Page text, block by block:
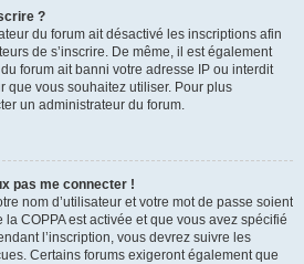
?
du forum ait désactivé les inscriptions afin
de s’inscrire. De même, il est également
forum ait banni votre adresse IP ou interdit
que vous souhaitez utiliser. Pour plus
un administrateur du forum.
pas me connecter !
nom d’utilisateur et votre mot de passe soient
COPPA est activée et que vous avez spécifié
l’inscription, vous devrez suivre les
Certains forums exigeront également que